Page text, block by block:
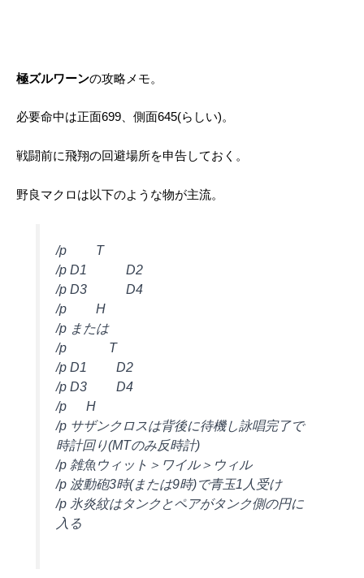
極ズルワーンの攻略メモ。
必要命中は正面699、側面645(らしい)。
戦闘前に飛翔の回避場所を申告しておく。
野良マクロは以下のような物が主流。
/p T
/p D1 D2
/p D3 D4
/p H
/p または
/p T
/p D1 D2
/p D3 D4
/p H
/p サザンクロスは背後に待機し詠唱完了で
時計回り(MTのみ反時計)
/p 雑魚ウィット＞ワイル＞ウィル
/p 波動砲3時(または9時)で青玉1人受け
/p 氷炎紋はタンクとペアがタンク側の円に
入る